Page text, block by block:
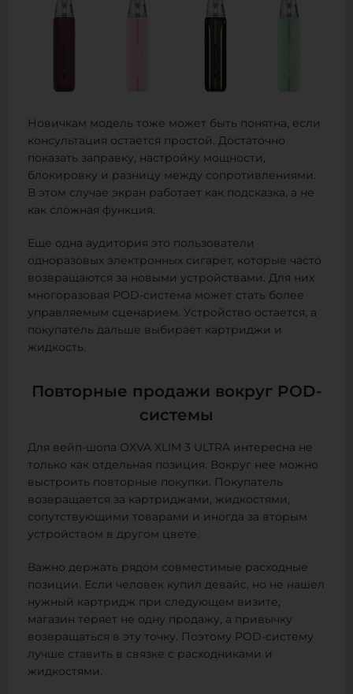
Новичкам модель тоже может быть понятна, если
консультация остается простой. Достаточно
показать заправку, настройку мощности,
блокировку и разницу между сопротивлениями.
В этом случае экран работает как подсказка, а не
как сложная функция.
Еще одна аудитория это пользователи
одноразовых электронных сигарет, которые часто
возвращаются за новыми устройствами. Для них
многоразовая POD-система может стать более
управляемым сценарием. Устройство остается, а
покупатель дальше выбирает картриджи и
жидкость.
Повторные продажи вокруг POD-
системы
Для вейп-шопа OXVA XLIM 3 ULTRA интересна не
только как отдельная позиция. Вокруг нее можно
выстроить повторные покупки. Покупатель
возвращается за картриджами, жидкостями,
сопутствующими товарами и иногда за вторым
устройством в другом цвете.
Важно держать рядом совместимые расходные
позиции. Если человек купил девайс, но не нашел
нужный картридж при следующем визите,
магазин теряет не одну продажу, а привычку
возвращаться в эту точку. Поэтому POD-систему
лучше ставить в связке с расходниками и
жидкостями.